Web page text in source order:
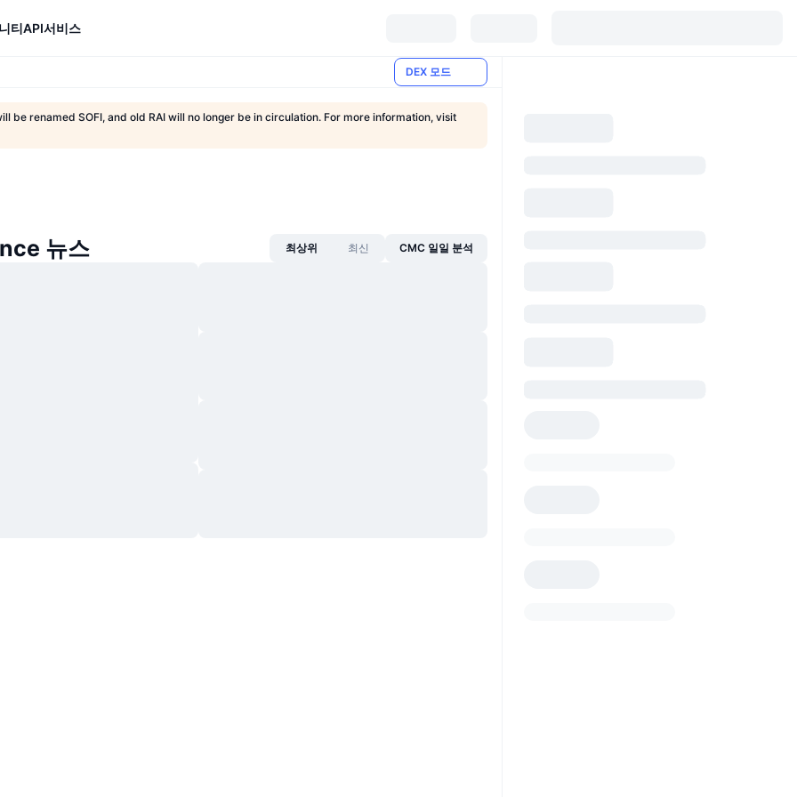
티API서비스
DEX 모드
be renamed SOFI, and old RAI will no longer be in circulation. For more information, visit
뉴스 최상위 최신 CMC 일일 분석